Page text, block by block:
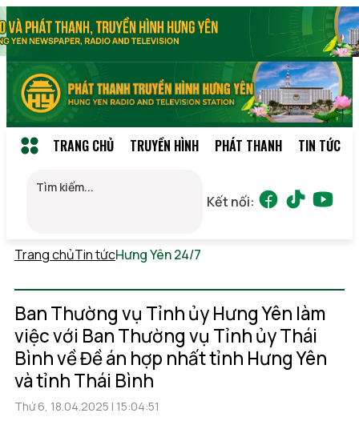
TRANG CHỦ TRUYỀN HÌNH PHÁT THANH TIN TỨC
Kết nối:
Trang chủTin tứcHưng Yên 24/7
Ban Thường vụ Tỉnh ủy Hưng Yên làm
việc với Ban Thường vụ Tỉnh ủy Thái
Bình về Đề án hợp nhất tỉnh Hưng Yên
và tỉnh Thái Bình
Thứ 6, 18.04.2025 | 15:04:51